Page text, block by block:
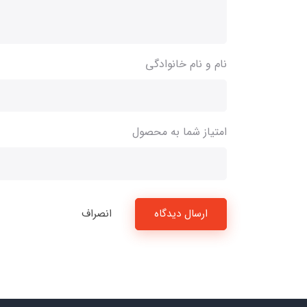
نام و نام خانوادگی
امتیاز شما به محصول
ارسال دیدگاه انصراف